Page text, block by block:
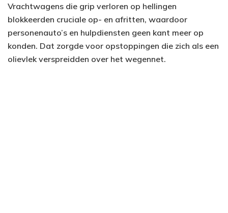
Vrachtwagens die grip verloren op hellingen
blokkeerden cruciale op- en afritten, waardoor
personenauto’s en hulpdiensten geen kant meer op
konden. Dat zorgde voor opstoppingen die zich als een
olievlek verspreidden over het wegennet.